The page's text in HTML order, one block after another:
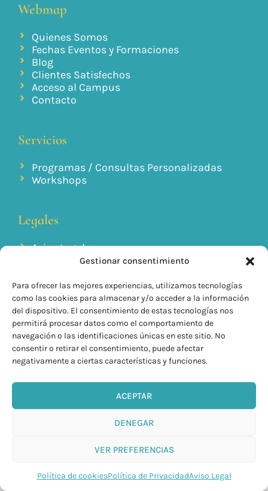
Gestionar consentimiento
Para ofrecer las mejores experiencias, utilizamos tecnologías
como las cookies para almacenar y/o acceder a la información
del dispositivo. El consentimiento de estas tecnologías nos
permitirá procesar datos como el comportamiento de
navegación o las identificaciones únicas en este sitio. No
consentir o retirar el consentimiento, puede afectar
negativamente a ciertas características y funciones.
ACEPTAR
DENEGAR
VER PREFERENCIAS
Política de cookiesPolítica de PrivacidadAviso Legal
Webmap
Quienes Somos
Fechas Eventos y Formaciones
Blog
Clientes Satisfechos
Acceso al Campus
Contacto
Servicios
Programas / Consultas Personalizadas
Workshops
Legales
Aviso Legal
Política de Cookies
Condiciones generales de venta
info@kilyom.es
+34 635 85 93 90